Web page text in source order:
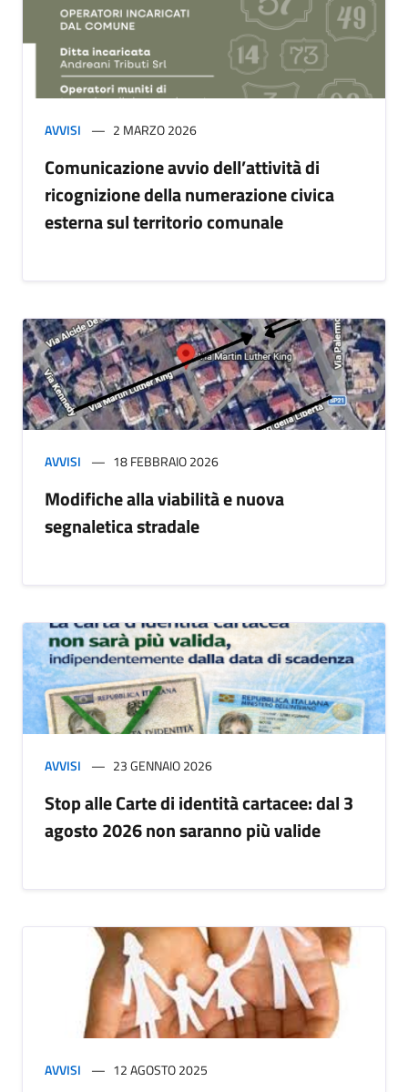
AVVISI 2 MARZO 2026
Comunicazione avvio dell’attività di
ricognizione della numerazione civica
esterna sul territorio comunale
AVVISI 18 FEBBRAIO 2026
Modifiche alla viabilità e nuova
segnaletica stradale
AVVISI 23 GENNAIO 2026
Stop alle Carte di identità cartacee: dal 3
agosto 2026 non saranno più valide
AVVISI 12 AGOSTO 2025